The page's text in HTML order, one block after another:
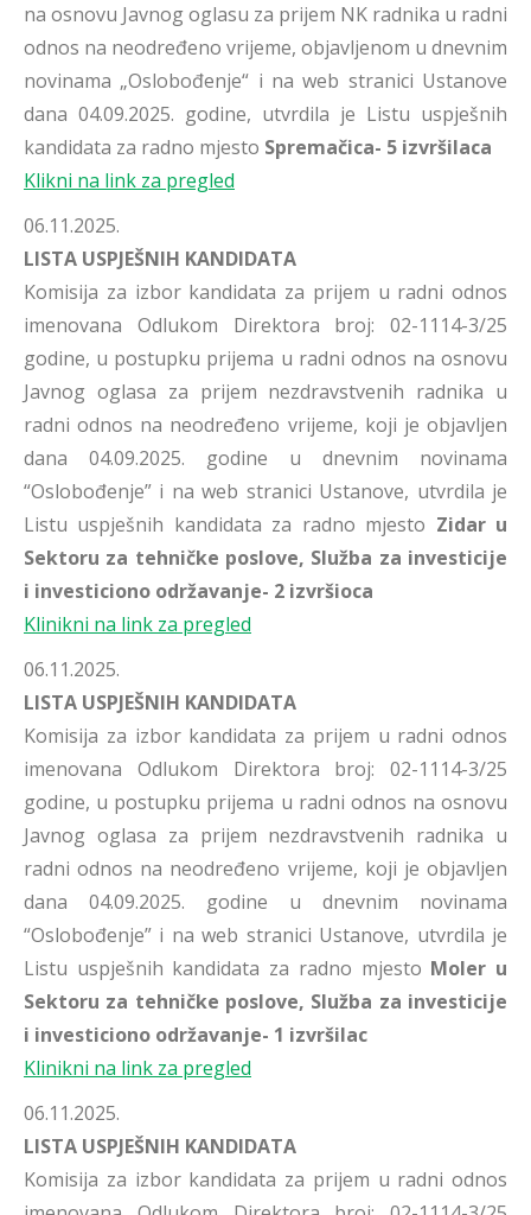
na osnovu Javnog oglasu za prijem NK radnika u radni
odnos na neodređeno vrijeme, objavljenom u dnevnim
novinama „Oslobođenje“ i na web stranici Ustanove
dana 04.09.2025. godine, utvrdila je Listu uspješnih
kandidata za radno mjesto Spremačica- 5 izvršilaca
Klikni na link za pregled
06.11.2025.
LISTA USPJEŠNIH KANDIDATA
Komisija za izbor kandidata za prijem u radni odnos
imenovana Odlukom Direktora broj: 02-1114-3/25
godine, u postupku prijema u radni odnos na osnovu
Javnog oglasa za prijem nezdravstvenih radnika u
radni odnos na neodređeno vrijeme, koji je objavljen
dana 04.09.2025. godine u dnevnim novinama
“Oslobođenje” i na web stranici Ustanove, utvrdila je
Listu uspješnih kandidata za radno mjesto Zidar u
Sektoru za tehničke poslove, Služba za investicije
i investiciono održavanje- 2 izvršioca
Klinikni na link za pregled
06.11.2025.
LISTA USPJEŠNIH KANDIDATA
Komisija za izbor kandidata za prijem u radni odnos
imenovana Odlukom Direktora broj: 02-1114-3/25
godine, u postupku prijema u radni odnos na osnovu
Javnog oglasa za prijem nezdravstvenih radnika u
radni odnos na neodređeno vrijeme, koji je objavljen
dana 04.09.2025. godine u dnevnim novinama
“Oslobođenje” i na web stranici Ustanove, utvrdila je
Listu uspješnih kandidata za radno mjesto Moler u
Sektoru za tehničke poslove, Služba za investicije
i investiciono održavanje- 1 izvršilac
Klinikni na link za pregled
06.11.2025.
LISTA USPJEŠNIH KANDIDATA
Komisija za izbor kandidata za prijem u radni odnos